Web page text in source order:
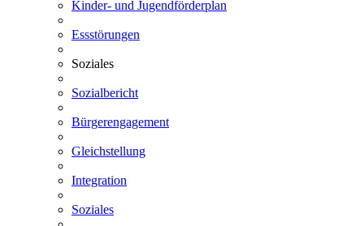
Kinder- und Jugendförderplan
Essstörungen
Soziales
Sozialbericht
Bürgerengagement
Gleichstellung
Integration
Soziales